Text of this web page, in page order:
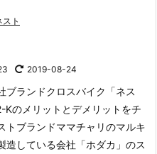
スト
2019-08-24
ブランドクロスバイク「ネス
Kのメリットとデメリットをチ
トブランドママチャリのマルキ
造している会社「ホダカ」のス